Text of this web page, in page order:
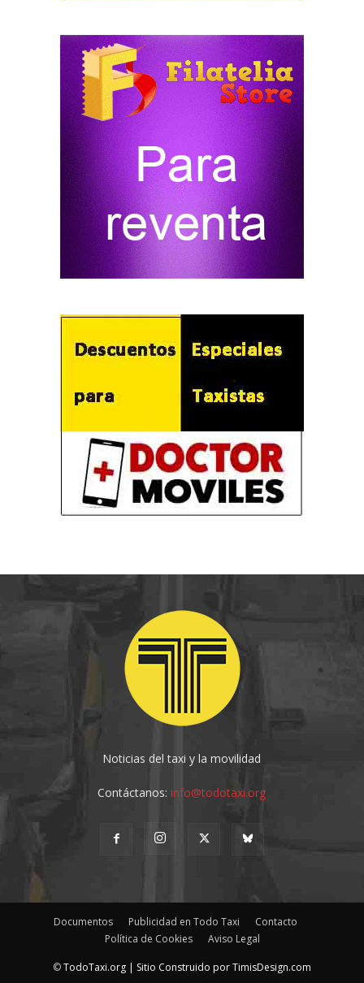
Noticias del taxi y la movilidad
Contáctanos:info@todotaxi.org
Documentos Publicidad en Todo Taxi
Contacto
Política de Cookies
Aviso Legal
©TodoTaxi.org | Sitio Construido porTimisDesign.com